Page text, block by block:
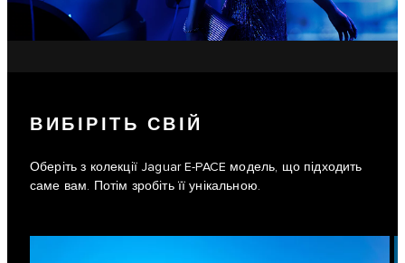
ВИБІРІТЬ СВІЙ
Оберіть з колекції Jaguar E-PACE модель, що підходить
саме вам. Потім зробіть її унікальною.